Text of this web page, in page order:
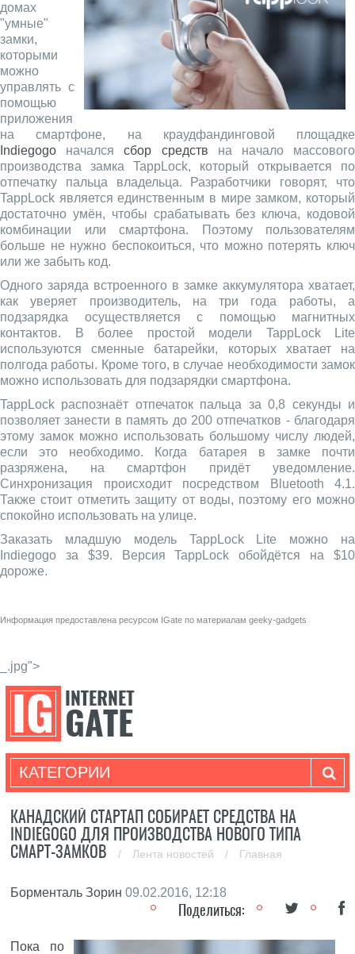
домах
"умные"
замки,
которыми
можно
управлять с
помощью
приложения
на смартфоне, на краудфандинговой площадке
Indiegogo началсясбор средств на начало массового
производства замка TappLock, который открывается по
отпечатку пальца владельца. Разработчики говорят, что
TappLock является единственным в мире замком, который
достаточно умён, чтобы срабатывать без ключа, кодовой
комбинации или смартфона. Поэтому пользователям
больше не нужно беспокоиться, что можно потерять ключ
или же забыть код.
Одного заряда встроенного в замке аккумулятора хватает,
как уверяет производитель, на три года работы, а
подзарядка осуществляется с помощью магнитных
контактов. В более простой модели TappLock Lite
используются сменные батарейки, которых хватает на
полгода работы. Кроме того, в случае необходимости замок
можно использовать для подзарядки смартфона.
TappLock распознаёт отпечаток пальца за 0,8 секунды и
позволяет занести в память до 200 отпечатков - благодаря
этому замок можно использовать большому числу людей,
если это необходимо. Когда батарея в замке почти
разряжена, на смартфон придёт уведомление.
Синхронизация происходит посредством Bluetooth 4.1.
Также стоит отметить защиту от воды, поэтому его можно
спокойно использовать на улице.
Заказать младшую модель TappLock Lite можно на
Indiegogo за $39. Версия TappLock обойдётся на $10
дороже.
Информация предоставлена ресурсом IGate по материалам geeky-gadgets
_.jpg">
КАТЕГОРИИ
КАНАДСКИЙ СТАРТАП СОБИРАЕТ СРЕДСТВА НА
INDIEGOGO ДЛЯ ПРОИЗВОДСТВА НОВОГО ТИПА
СМАРТ-ЗАМКОВ
/ Лента новостей / Главная
Борменталь Зорин 09.02.2016, 12:18
Поделиться:
Пока по